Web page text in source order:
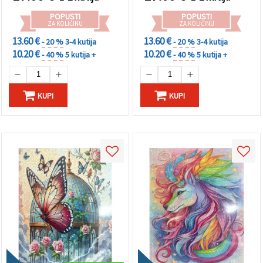
Prihvati
sve
Postavke
POPUSTI
ZA KOLIČINU
13.60 €- 20 %3-4 kutija
10.20 €- 40 %5 kutija +
KUPI
POPUSTI
ZA KOLIČINU
13.60 €- 20 %3-4 kutija
10.20 €- 40 %5 kutija +
KUPI